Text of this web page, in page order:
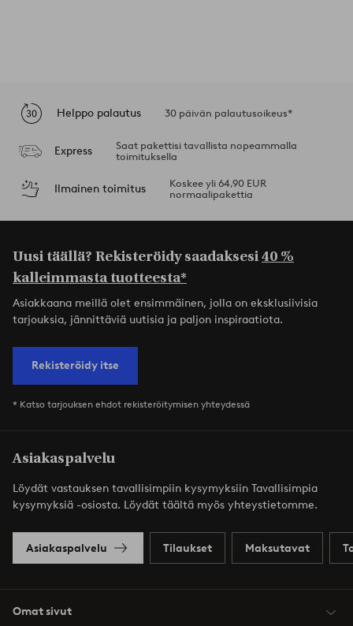
Helppo palautus 30 päivän palautusoikeus*
Express
Saat pakettisi tavallista nopeammalla
toimituksella
Ilmainen toimitus
Koskee yli 64,90 EUR
normaalipakettia
Uusi täällä? Rekisteröidy saadaksesi40 %
kalleimmasta tuotteesta*
Asiakkaana meillä olet ensimmäinen, jolla on eksklusiivisia
tarjouksia, jännittäviä uutisia ja paljon inspiraatiota.
Rekisteröidy itse
* Katso tarjouksen ehdot rekisteröitymisen yhteydessä
Asiakaspalvelu
Löydät vastauksen tavallisimpiin kysymyksiin Tavallisimpia
kysymyksiä -osiosta. Löydät täältä myös yhteystietomme.
Asiakaspalvelu Tilaukset Maksutavat
Omat sivut